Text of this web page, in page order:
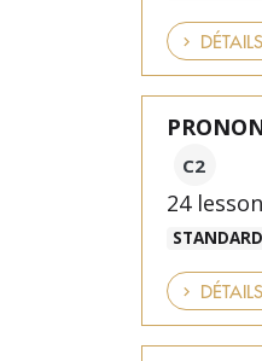
DÉTAILS
C2
24
STANDARD
DÉTAILS